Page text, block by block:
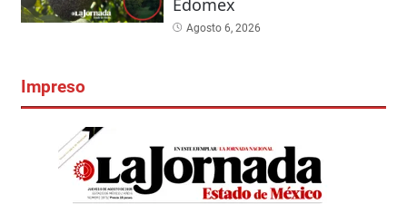
Agosto 6, 2026
Impreso